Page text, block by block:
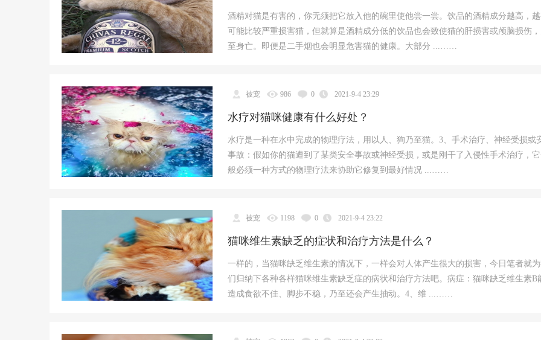
酒精对猫是有害的，你无须把它放入他的碗里使他尝一尝。饮品的酒精成分越高，
可能比较严重损害猫，但就算是酒精成分低的饮品也会致使猫的肝损害或颅脑损伤
至身亡。即便是二手烟也会明显危害猫的健康。大部分 ...……
被宠 986 0 2021-9-4 23:29
水疗对猫咪健康有什么好处？
水疗是一种在水中完成的物理疗法，用以人、狗乃至猫。3、手术治疗、神经受损或
事故：假如你的猫遭到了某类安全事故或神经受损，或是刚干了入侵性手术治疗，
般必须一种方式的物理疗法来协助它修复到最好情况 ...……
被宠 1198 0 2021-9-4 23:22
猫咪维生素缺乏的症状和治疗方法是什么？
一样的，当猫咪缺乏维生素的情况下，一样会对人体产生很大的损害，今日笔者就
们归纳下各种各样猫咪维生素缺乏症的病状和治疗方法吧。病症：猫咪缺乏维生素B
造成食欲不佳、脚步不稳，乃至还会产生抽动。4、维 ...……